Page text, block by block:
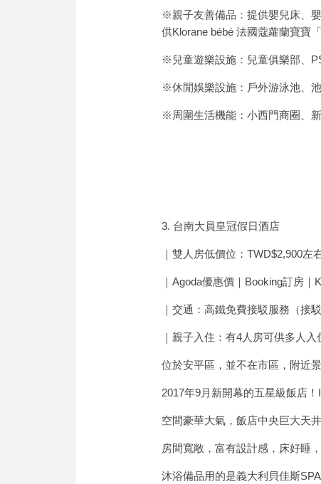
※親子友善備品：提供嬰兒床、
供Klorane bébé 法國蔻蘿蘭寶寶
※兒童遊樂設施：兒童俱樂部、
※休閒娛樂設施：戶外游泳池、
※周圍生活機能：小西門商圈、
3. 台南大員皇冠假日酒店
｜雙人房低價位：TWD$2,900左
｜Agoda優惠價｜Booking訂房｜
｜交通：高鐵免費接駁服務（接駁
｜親子入住：有4人房可供多人入
位於安平區，並不在市區，附近
2017年9月新開幕的五星級飯店
空間豪華大氣，飯店中央巨大天
房間寬敞，富有設計感，床好睡
沐浴備品用的是義大利貝佳斯